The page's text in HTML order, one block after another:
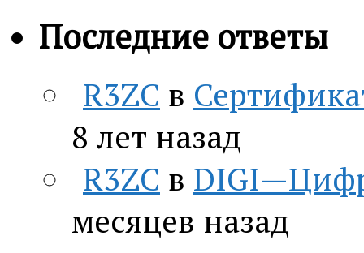
Последние ответы
R3ZC в
8 лет назад
R3ZC в
месяцев назад